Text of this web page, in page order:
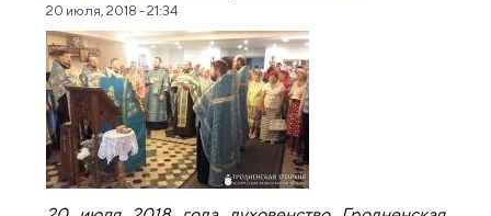
20 июля, 2018 - 21:34